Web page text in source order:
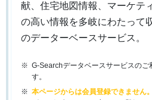
献、住宅地図情報、マーケテ
の高い情報を多岐にわたって
のデーターベースサービス。
G-Searchデータベースサービスの
す。
本ページからは会員登録できません。